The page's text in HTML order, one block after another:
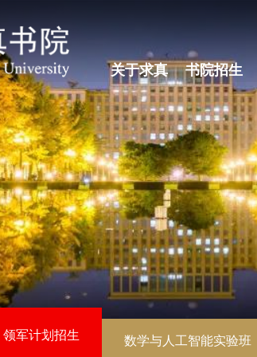
关于求真 书院招生
领军计划招生 数学与人工智能实验班